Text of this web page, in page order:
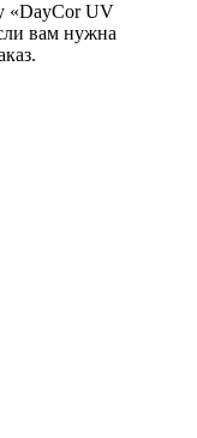
«DayCor UV
вам нужна